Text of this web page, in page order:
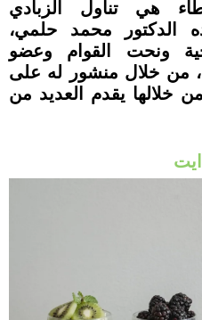
هي تناول الزبادي
الدكتور محمد حلمي،
ونحت القوام وعضو
من خلال منشور له على
خلالها يقدم العديد من